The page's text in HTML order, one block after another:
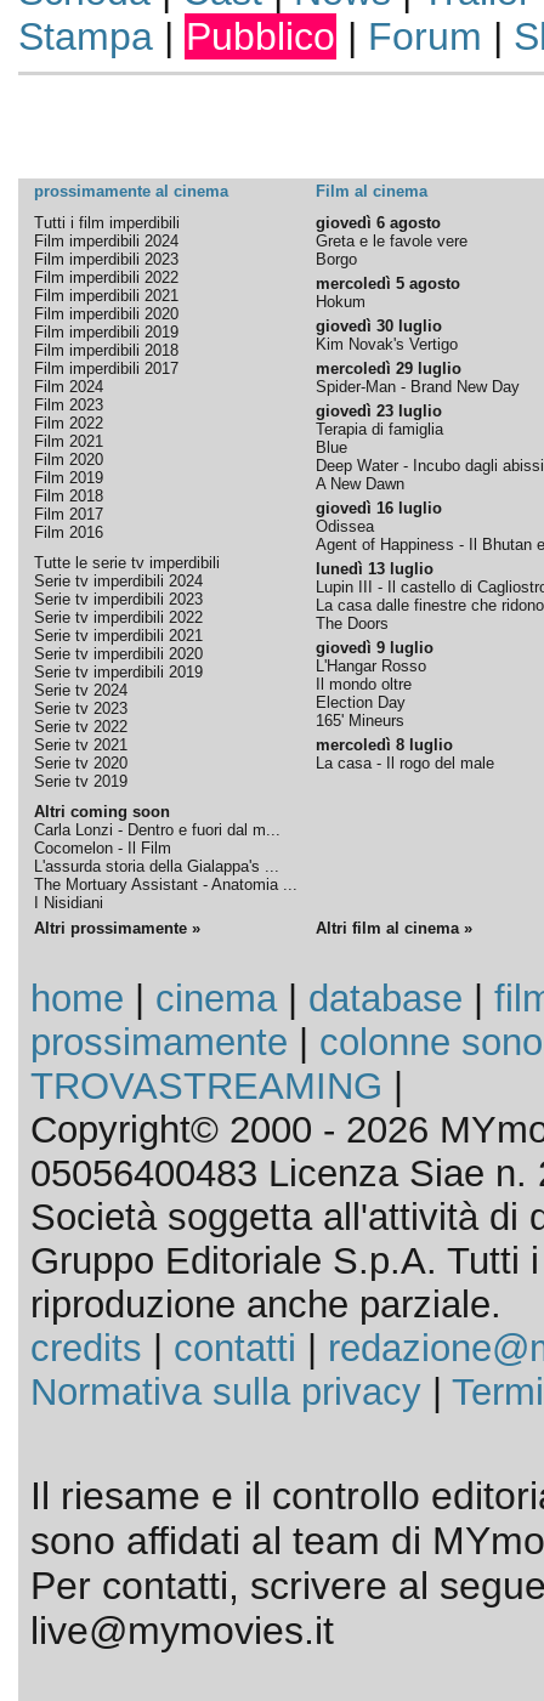
Stampa| Pubblico | Forum |
prossimamente al cinema
Film al cinema
Tutti i film imperdibili
Film imperdibili 2024
Film imperdibili 2023
Film imperdibili 2022
Film imperdibili 2021
Film imperdibili 2020
Film imperdibili 2019
Film imperdibili 2018
Film imperdibili 2017
Film 2024
Film 2023
Film 2022
Film 2021
Film 2020
Film 2019
Film 2018
Film 2017
Film 2016
Tutte le serie tv imperdibili
Serie tv imperdibili 2024
Serie tv imperdibili 2023
Serie tv imperdibili 2022
Serie tv imperdibili 2021
Serie tv imperdibili 2020
Serie tv imperdibili 2019
Serie tv 2024
Serie tv 2023
Serie tv 2022
Serie tv 2021
Serie tv 2020
Serie tv 2019
Altri coming soon
Carla Lonzi - Dentro e fuori dal m...
Cocomelon - Il Film
L'assurda storia della Gialappa's ...
The Mortuary Assistant - Anatomia ...
I Nisidiani
giovedì 6 agosto
Greta e le favole vere
Borgo
mercoledì 5 agosto
Hokum
giovedì 30 luglio
Kim Novak's Vertigo
mercoledì 29 luglio
Spider-Man - Brand New Day
giovedì 23 luglio
Terapia di famiglia
Blue
Deep Water - Incubo dagli abissi
A New Dawn
giovedì 16 luglio
Odissea
Agent of Happiness - Il Bhutan
lunedì 13 luglio
Lupin III - Il castello di
La casa dalle finestre che ridono
The Doors
giovedì 9 luglio
L'Hangar Rosso
Il mondo oltre
Election Day
165' Mineurs
mercoledì 8 luglio
La casa - Il rogo del male
Altri prossimamente » Altri film al cinema »
home cinema| database
prossimamente
colonne
TROVASTREAMING
Copyright© 2000 - 2026
05056400483 Licenza Siae n.
Società soggetta all'attività di
Gruppo Editoriale S.p.A. Tutti
riproduzione anche parziale.
credits
contatti
Normativa sulla privacy|
Il riesame e il controllo
sono affidati al team di
Per contatti, scrivere al
live@mymovies.it